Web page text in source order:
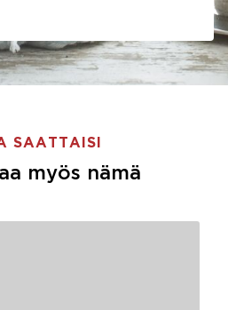
SAATTAISI
myös nämä